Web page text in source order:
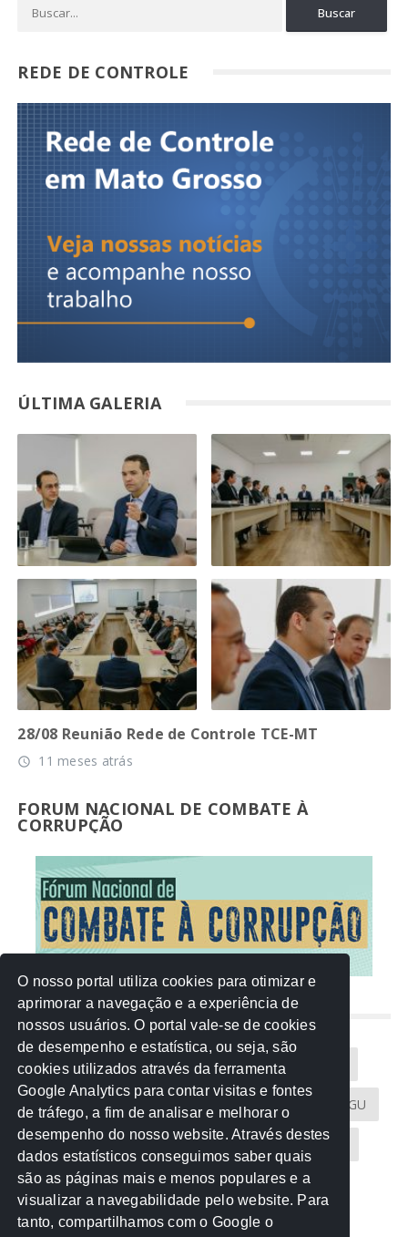
REDE DE CONTROLE
ÚLTIMA GALERIA
28/08 Reunião Rede de Controle TCE-MT
access_time 11 meses atrás
FORUM NACIONAL DE COMBATE À
CORRUPÇÃO
NUVEM DE TAGS
Acontece na Rede AGU AMM
Atricon Audicom CAU-MT CGU
CREA-MT Eventos MPC-MT MPE-MT
MPF Notícias PF PGE-MT PGR
Receita Federal Sem categoria
O nosso portal utiliza cookies para otimizar e
aprimorar a navegação e a experiência de
nossos usuários. O portal vale-se de cookies
de desempenho e estatística, ou seja, são
cookies utilizados através da ferramenta
Google Analytics para contar visitas e fontes
de tráfego, a fim de analisar e melhorar o
desempenho do nosso website. Através destes
dados estatísticos conseguimos saber quais
são as páginas mais e menos populares e a
visualizar a navegabilidade pelo website. Para
tanto, compartilhamos com o Google o